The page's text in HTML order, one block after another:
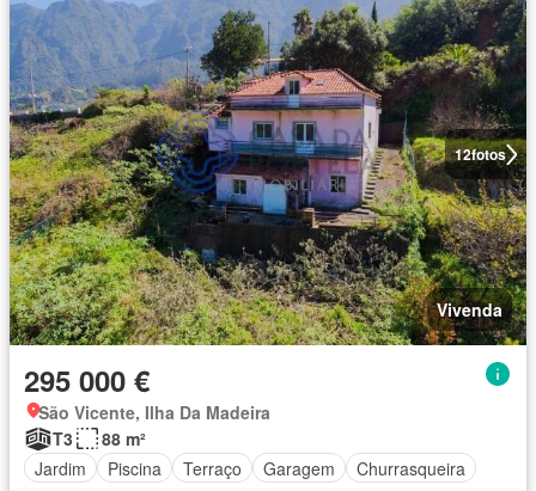
12fotos
Vivenda
295 000 €
São Vicente, Ilha Da Madeira
T3
88 m²
Jardim
Piscina Terraço Garagem Churrasqueira